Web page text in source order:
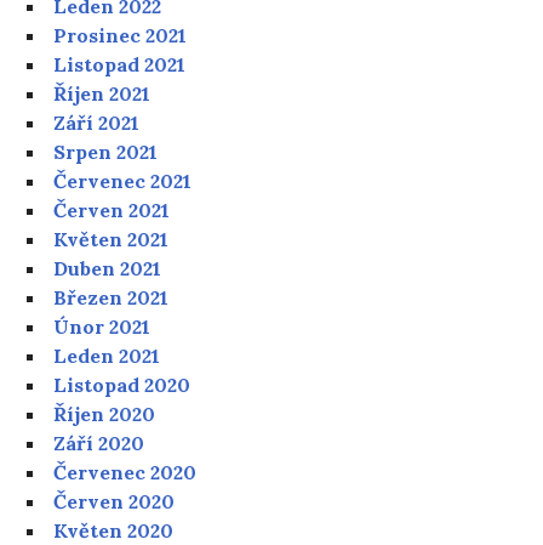
Leden 2022
Prosinec 2021
Listopad 2021
Říjen 2021
Září 2021
Srpen 2021
Červenec 2021
Červen 2021
Květen 2021
Duben 2021
Březen 2021
Únor 2021
Leden 2021
Listopad 2020
Říjen 2020
Září 2020
Červenec 2020
Červen 2020
Květen 2020